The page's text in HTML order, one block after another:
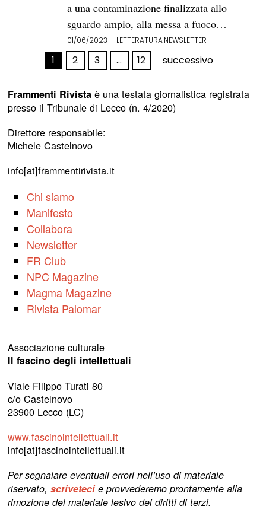
a una contaminazione finalizzata allo
sguardo ampio, alla messa a fuoco…
01/06/2023 LETTERATURA·NEWSLETTER
1 2 3 … 12 successivo
Frammenti Rivistaè una testata giornalistica registrata
presso il Tribunale di Lecco (n. 4/2020)
Direttore responsabile:
Michele Castelnovo
info[at]frammentirivista.it
Chi siamo
Manifesto
Collabora
Newsletter
FR Club
NPC Magazine
Magma Magazine
Rivista Palomar
Associazione culturale
Il fascino degli intellettuali
Viale Filippo Turati 80
c/o Castelnovo
23900 Lecco (LC)
www.fascinointellettuali.it
info[at]fascinointellettuali.it
Per segnalare eventuali errori nell’uso di materiale
riservato,scriveteci e provvederemo prontamente alla
rimozione del materiale lesivo dei diritti di terzi.